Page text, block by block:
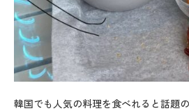
韓国でも人気の料理を食べれると話題